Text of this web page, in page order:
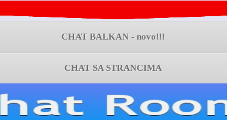
CHAT BALKAN - novo!!!
CHAT SA STRANCIMA